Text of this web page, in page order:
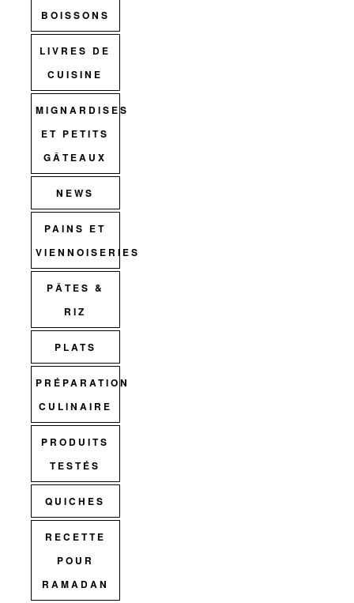
BOISSONS
LIVRES DE
CUISINE
MIGNARDISES
ET PETITS
GÂTEAUX
NEWS
PAINS ET
VIENNOISERIES
PÂTES &
RIZ
PLATS
PRÉPARATION
CULINAIRE
PRODUITS
TESTÉS
QUICHES
RECETTE
POUR
RAMADAN